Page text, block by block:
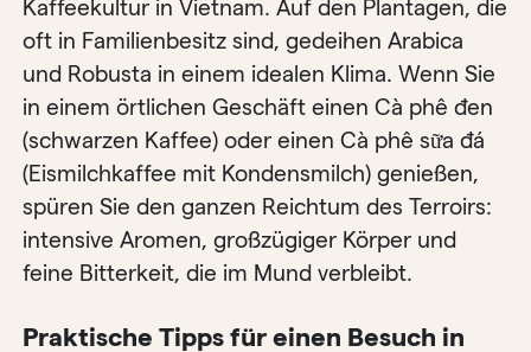
Kaffeekultur in Vietnam. Auf den Plantagen, die
oft in Familienbesitz sind, gedeihen Arabica
und Robusta in einem idealen Klima. Wenn Sie
in einem örtlichen Geschäft einen Cà phê đen
(schwarzen Kaffee) oder einen Cà phê sữa đá
(Eismilchkaffee mit Kondensmilch) genießen,
spüren Sie den ganzen Reichtum des Terroirs:
intensive Aromen, großzügiger Körper und
feine Bitterkeit, die im Mund verbleibt.
Praktische Tipps für einen Besuch in